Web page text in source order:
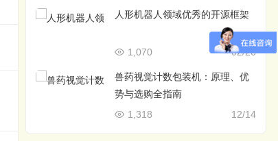
人形机器人领域优秀的开源框架
02/26
1,070
兽药视觉计数包装机：原理、优
势与选购全指南
12/14
1,318